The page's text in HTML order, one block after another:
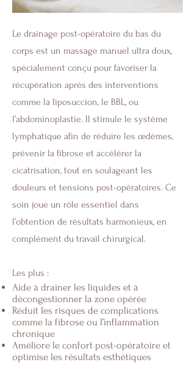
Le drainage post-opératoire du bas du
corps est un massage manuel ultra doux,
spécialement conçu pour favoriser la
récupération après des interventions
comme la liposuccion, le BBL, ou
l’abdominoplastie. Il stimule le système
lymphatique afin de réduire les œdèmes,
prévenir la fibrose et accélérer la
cicatrisation, tout en soulageant les
douleurs et tensions post-opératoires. Ce
soin joue un rôle essentiel dans
l’obtention de résultats harmonieux, en
complément du travail chirurgical.
Les plus :
Aide à drainer les liquides et à
décongestionner la zone opérée
Réduit les risques de complications
comme la fibrose ou l’inflammation
chronique
Améliore le confort post-opératoire et
optimise les résultats esthétiques